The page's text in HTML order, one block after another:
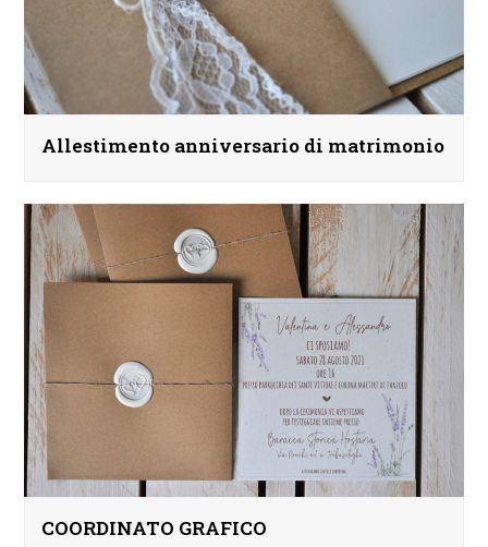
Allestimento anniversario di matrimonio
COORDINATO GRAFICO